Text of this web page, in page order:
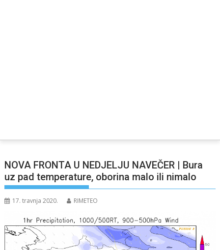
NOVA FRONTA U NEDJELJU NAVEČER | Bura
uz pad temperature, oborina malo ili nimalo
17. travnja 2020. RIMETEO